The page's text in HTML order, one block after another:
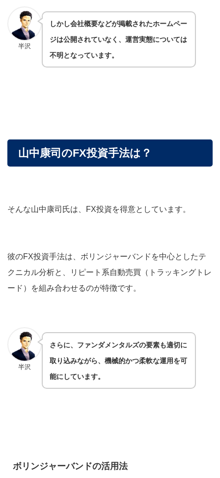
半沢
しかし会社概要などが掲載されたホームペー
ジは公開されていなく、運営実態については
不明となっています。
山中康司のFX投資手法は？
そんな山中康司氏は、FX投資を得意としています。
彼のFX投資手法は、ボリンジャーバンドを中心としたテ
クニカル分析と、リピート系自動売買（トラッキングトレ
ード）を組み合わせるのが特徴です。
半沢
さらに、ファンダメンタルズの要素も適切に
取り込みながら、機械的かつ柔軟な運用を可
能にしています。
ボリンジャーバンドの活用法